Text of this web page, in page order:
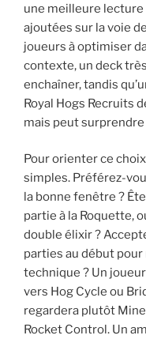
une meilleure lecture
ajoutées sur la voie
joueurs à optimiser
contexte, un deck
enchaîner, tandis
Royal Hogs Recruits
mais peut
Pour orienter ce
simples. Préférez-
la bonne fenêtre ?
partie à la Roquette,
double élixir ?
parties au début
technique ? Un
vers Hog Cycle ou
regardera plutôt
Rocket Control. Un